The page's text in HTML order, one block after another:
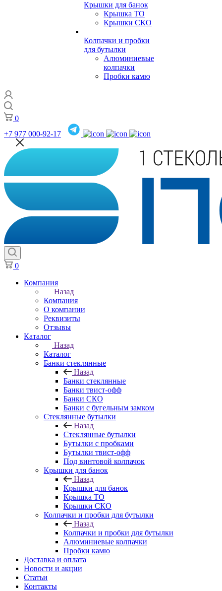
Крышки для банок
Крышка ТО
Крышки СКО
Колпачки и пробки
для бутылки
Алюминиевые
колпачки
Пробки камю
0
+7 977 000-92-17
0
Компания
Назад
Компания
О компании
Реквизиты
Отзывы
Каталог
Назад
Каталог
Банки стеклянные
Назад
Банки стеклянные
Банки твист-офф
Банки СКО
Банки с бугельным замком
Стеклянные бутылки
Назад
Стеклянные бутылки
Бутылки с пробками
Бутылки твист-офф
Под винтовой колпачок
Крышки для банок
Назад
Крышки для банок
Крышка ТО
Крышки СКО
Колпачки и пробки для бутылки
Назад
Колпачки и пробки для бутылки
Алюминиевые колпачки
Пробки камю
Доставка и оплата
Новости и акции
Статьи
Контакты